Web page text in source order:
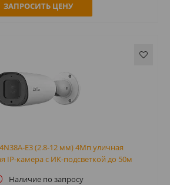
ЗАПРОСИТЬ ЦЕНУ
E3 (2.8-12 мм) 4Мп уличная
IP-камера с ИК-подсветкой до 50м
Наличие по запросу